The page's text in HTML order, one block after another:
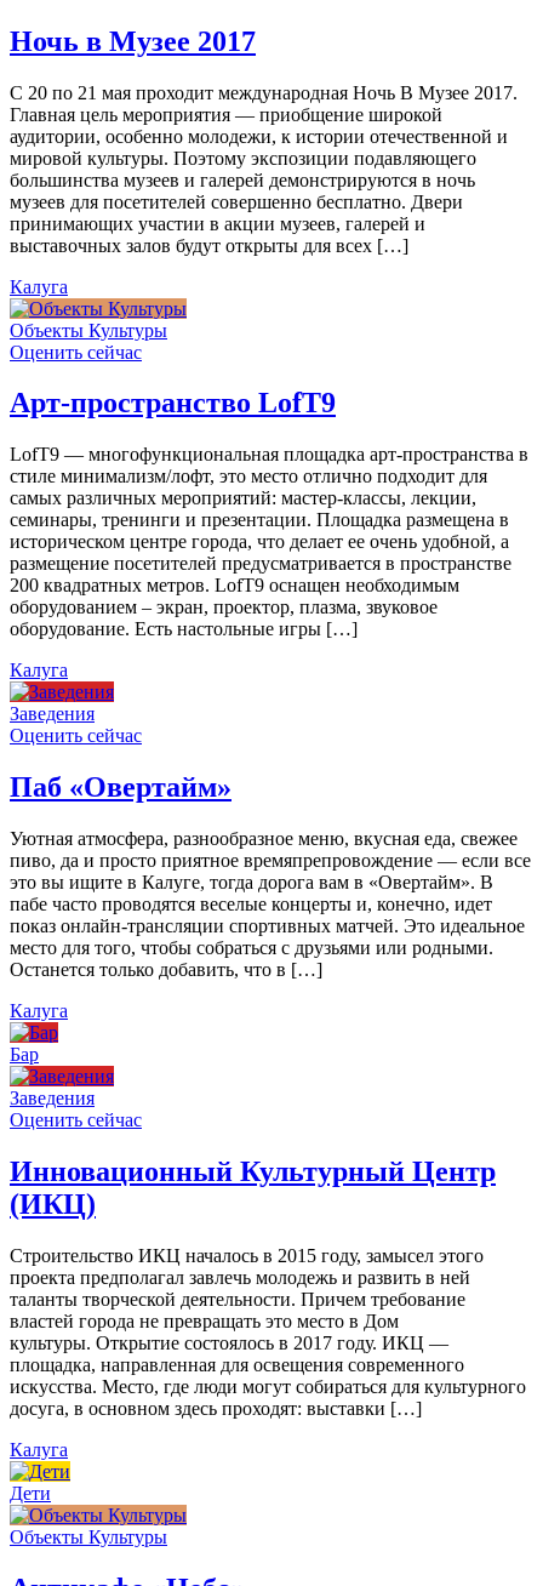
Ночь в Музее 2017
С 20 по 21 мая проходит международная Ночь В Музее 2017.
Главная цель мероприятия — приобщение широкой
аудитории, особенно молодежи, к истории отечественной и
мировой культуры. Поэтому экспозиции подавляющего
большинства музеев и галерей демонстрируются в ночь
музеев для посетителей совершенно бесплатно. Двери
принимающих участии в акции музеев, галерей и
выставочных залов будут открыты для всех […]
Калуга
Объекты Культуры
Оценить сейчас
Арт-пространство LofT9
LofT9 — многофункциональная площадка арт-пространства в
стиле минимализм/лофт, это место отлично подходит для
самых различных мероприятий: мастер-классы, лекции,
семинары, тренинги и презентации. Площадка размещена в
историческом центре города, что делает ее очень удобной, а
размещение посетителей предусматривается в пространстве
200 квадратных метров. LofT9 оснащен необходимым
оборудованием – экран, проектор, плазма, звуковое
оборудование. Есть настольные игры […]
Калуга
Заведения
Оценить сейчас
Паб «Овертайм»
Уютная атмосфера, разнообразное меню, вкусная еда, свежее
пиво, да и просто приятное времяпрепровождение — если все
это вы ищите в Калуге, тогда дорога вам в «Овертайм». В
пабе часто проводятся веселые концерты и, конечно, идет
показ онлайн-трансляции спортивных матчей. Это идеальное
место для того, чтобы собраться с друзьями или родными.
Останется только добавить, что в […]
Калуга
Бар
Заведения
Оценить сейчас
Инновационный Культурный Центр
(ИКЦ)
Строительство ИКЦ началось в 2015 году, замысел этого
проекта предполагал завлечь молодежь и развить в ней
таланты творческой деятельности. Причем требование
властей города не превращать это место в Дом
культуры. Открытие состоялось в 2017 году. ИКЦ —
площадка, направленная для освещения современного
искусства. Место, где люди могут собираться для культурного
досуга, в основном здесь проходят: выставки […]
Калуга
Дети
Объекты Культуры